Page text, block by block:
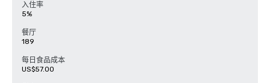
入住率
5%
餐厅
189
每日食品成本
US$57.00